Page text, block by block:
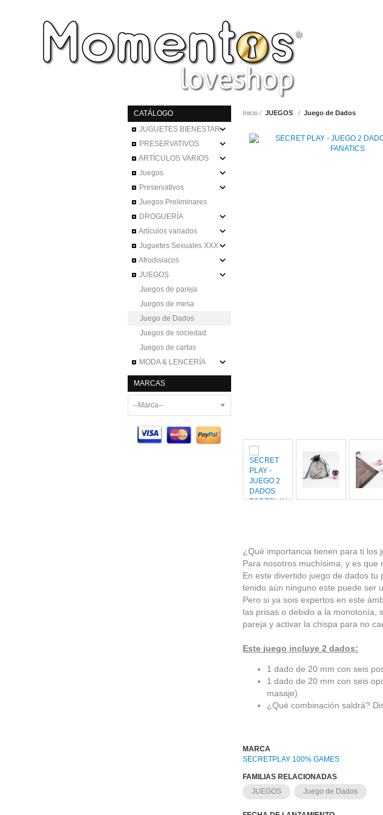
CATÁLOGO
JUGUETES BIENESTAR
PRESERVATIVOS
ARTÍCULOS VARIOS
Juegos
Preservativos
Juegos Preliminares
DROGUERÍA
Artículos variados
Juguetes Sexuales XXX
Afrodisiacos
JUEGOS
Juegos de pareja
Juegos de mesa
Juego de Dados
Juegos de sociedad
Juegos de cartas
MODA & LENCERÍA
MARCAS
Inicio JUEGOS Juego de Dados
¿Qué importancia tienen para ti los
Para nosotros muchísima, y es que
En este divertido juego de dados
tenido aún ninguno este puede ser
Pero si ya sois expertos en este
las prisas o debido a la monotonía,
pareja y activar la chispa para no
Este juego incluye 2 dados:
1 dado de 20 mm con seis
1 dado de 20 mm con seis
masaje)
¿Qué combinación saldrá?
MARCA
SECRETPLAY 100% GAMES
FAMILIAS RELACIONADAS
JUEGOS
Juego de Dados